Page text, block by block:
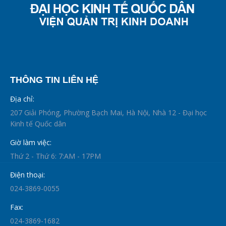
THÔNG TIN LIÊN HỆ
Địa chỉ:
207 Giải Phóng, Phường Bạch Mai, Hà Nội, Nhà 12 - Đại học
Kinh tế Quốc dân
Giờ làm việc:
Thứ 2 - Thứ 6: 7:AM - 17PM
Điện thoại:
024-3869-0055
Fax:
024-3869-1682